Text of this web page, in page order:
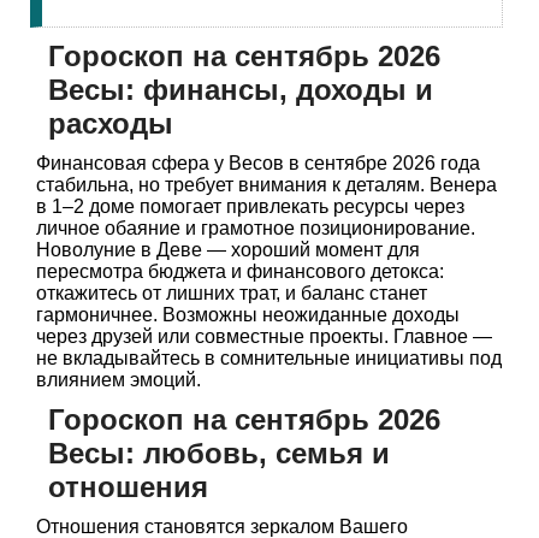
Гороскоп на сентябрь 2026
Весы: финансы, доходы и
расходы
Финансовая сфера у Весов в сентябре 2026 года
стабильна, но требует внимания к деталям. Венера
в 1–2 доме помогает привлекать ресурсы через
личное обаяние и грамотное позиционирование.
Новолуние в Деве — хороший момент для
пересмотра бюджета и финансового детокса:
откажитесь от лишних трат, и баланс станет
гармоничнее. Возможны неожиданные доходы
через друзей или совместные проекты. Главное —
не вкладывайтесь в сомнительные инициативы под
влиянием эмоций.
Гороскоп на сентябрь 2026
Весы: любовь, семья и
отношения
Отношения становятся зеркалом Вашего